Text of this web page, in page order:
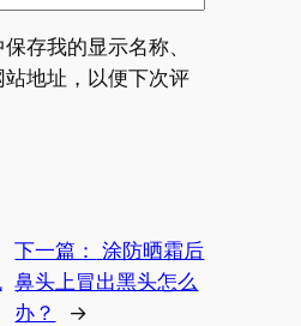
存我的显示名称、
地址，以便下次评
下一篇：
涂防晒霜后
鼻头上冒出黑头怎么
办？
→